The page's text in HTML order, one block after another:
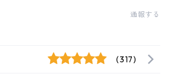
通報する
(317)